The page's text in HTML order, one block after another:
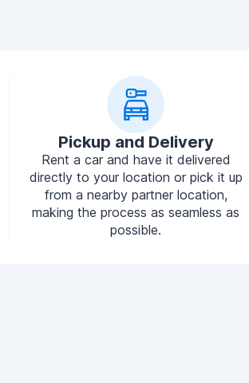
Pickup and Delivery
Rent a car and have it delivered
directly to your location or pick it up
from a nearby partner location,
making the process as seamless as
possible.